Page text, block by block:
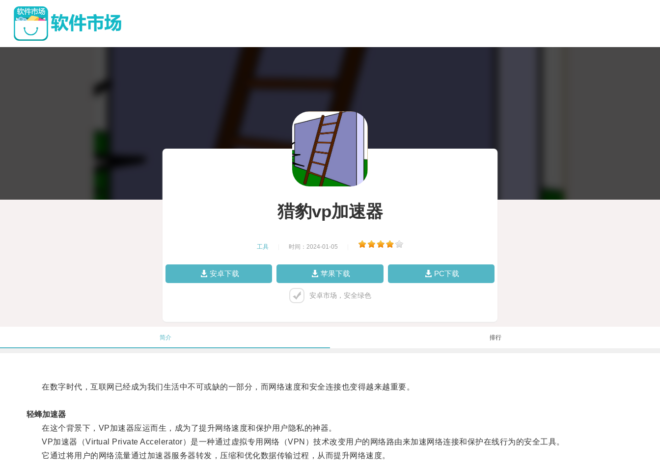
猎豹vp加速器
工具 时间：2024-01-05
安卓下载 苹果下载 PC下载
安卓市场，安全绿色
简介 排行
在数字时代，互联网已经成为我们生活中不可或缺的一部分，而网络速度和安全连接也变得越来越重要。
轻蜂加速器
在这个背景下，VP加速器应运而生，成为了提升网络速度和保护用户隐私的神器。
VP加速器（Virtual Private Accelerator）是一种通过虚拟专用网络（VPN）技术改变用户的网络路由来加速网络连接和保护在线行为的安全工具。
它通过将用户的网络流量通过加速器服务器转发，压缩和优化数据传输过程，从而提升网络速度。